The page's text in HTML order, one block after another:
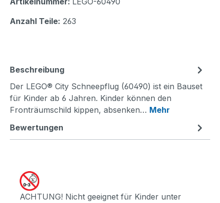
Anzahl Teile: 263
Beschreibung
Der LEGO® City Schneepflug (60490) ist ein Bauset
für Kinder ab 6 Jahren. Kinder können den
Fronträumschild kippen, absenken… Mehr
Bewertungen
ACHTUNG! Nicht geeignet für Kinder unter